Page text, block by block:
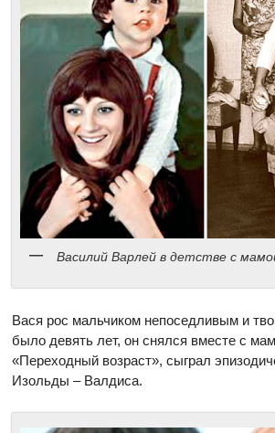
Василий Варлей в детстве с
Вася рос мальчиком непоседливым и
было девять лет, он снялся вместе с
«Переходный возраст», сыграл
Изольды – Валдиса.